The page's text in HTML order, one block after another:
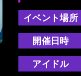
イベント場所
開催日時
アイドル